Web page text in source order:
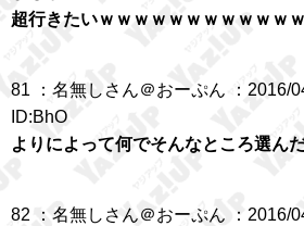
超行きたいｗｗｗｗｗｗｗｗｗｗｗ
81 ：名無しさん＠おーぷん ：2016/
ID:BhO
よりによって何でそんなところ選ん
82 ：名無しさん＠おーぷん ：2016/